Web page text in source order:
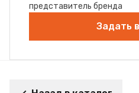
представитель бренда
Задать